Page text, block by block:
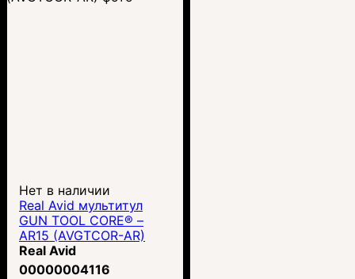
Нет в наличии
Real Avid мультитул
GUN TOOL CORE® –
AR15 (AVGTCOR-AR)
Real Avid
00000004116